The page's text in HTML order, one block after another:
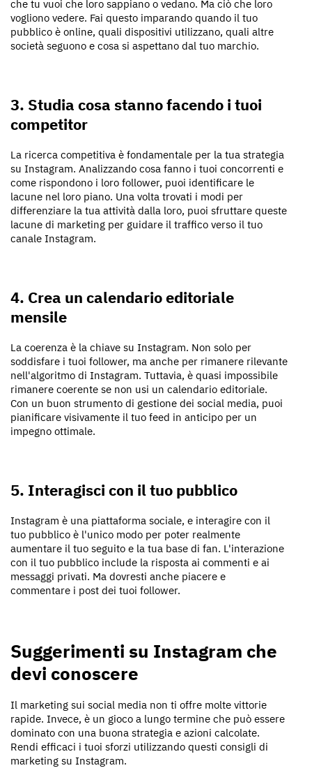
che tu vuoi che loro sappiano o vedano. Ma ciò che loro
vogliono vedere. Fai questo imparando quando il tuo
pubblico è online, quali dispositivi utilizzano, quali altre
società seguono e cosa si aspettano dal tuo marchio.
3. Studia cosa stanno facendo i tuoi
competitor
La ricerca competitiva è fondamentale per la tua strategia
su Instagram. Analizzando cosa fanno i tuoi concorrenti e
come rispondono i loro follower, puoi identificare le
lacune nel loro piano. Una volta trovati i modi per
differenziare la tua attività dalla loro, puoi sfruttare queste
lacune di marketing per guidare il traffico verso il tuo
canale Instagram.
4. Crea un calendario editoriale
mensile
La coerenza è la chiave su Instagram. Non solo per
soddisfare i tuoi follower, ma anche per rimanere rilevante
nell'algoritmo di Instagram. Tuttavia, è quasi impossibile
rimanere coerente se non usi un calendario editoriale.
Con un buon strumento di gestione dei social media, puoi
pianificare visivamente il tuo feed in anticipo per un
impegno ottimale.
5. Interagisci con il tuo pubblico
Instagram è una piattaforma sociale, e interagire con il
tuo pubblico è l'unico modo per poter realmente
aumentare il tuo seguito e la tua base di fan. L'interazione
con il tuo pubblico include la risposta ai commenti e ai
messaggi privati. Ma dovresti anche piacere e
commentare i post dei tuoi follower.
Suggerimenti su Instagram che
devi conoscere
Il marketing sui social media non ti offre molte vittorie
rapide. Invece, è un gioco a lungo termine che può essere
dominato con una buona strategia e azioni calcolate.
Rendi efficaci i tuoi sforzi utilizzando questi consigli di
marketing su Instagram.